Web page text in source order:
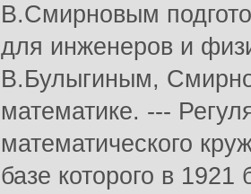
В.Смирновым
для инженеров и
В.Булыгиным,
математике. ---
математического
базе которого в